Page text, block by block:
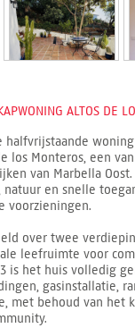
ALTOS DE
halfvrijstaande
los Monteros, een
van Marbella
natuur en snelle
voorzieningen.
over twee
leefruimte voor
is het huis volledig
gasinstallatie,
met behoud van het